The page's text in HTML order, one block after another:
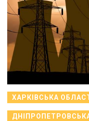
ХАРКІВСЬКА